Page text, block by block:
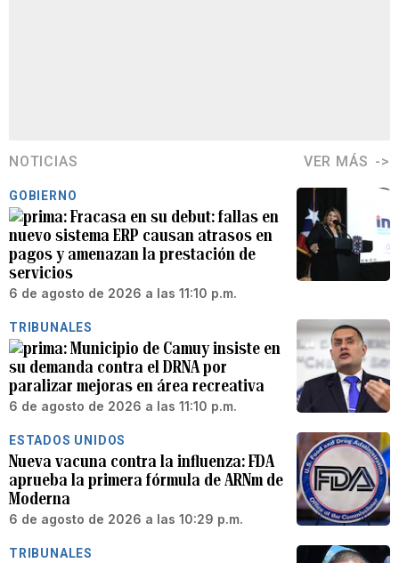
NOTICIAS VER MÁS
GOBIERNO
Fracasa en su debut: fallas en
nuevo sistema ERP causan atrasos en
pagos y amenazan la prestación de
servicios
6 de agosto de 2026 a las 11:10 p.m.
TRIBUNALES
Municipio de Camuy insiste en
su demanda contra el DRNA por
paralizar mejoras en área recreativa
6 de agosto de 2026 a las 11:10 p.m.
ESTADOS UNIDOS
Nueva vacuna contra la influenza: FDA
aprueba la primera fórmula de ARNm de
Moderna
6 de agosto de 2026 a las 10:29 p.m.
TRIBUNALES